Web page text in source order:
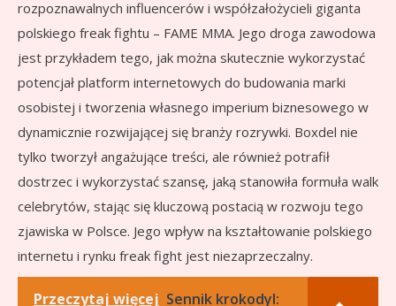
rozpoznawalnych influencerów i współzałożycieli giganta
polskiego freak fightu – FAME MMA. Jego droga zawodowa
jest przykładem tego, jak można skutecznie wykorzystać
potencjał platform internetowych do budowania marki
osobistej i tworzenia własnego imperium biznesowego w
dynamicznie rozwijającej się branży rozrywki. Boxdel nie
tylko tworzył angażujące treści, ale również potrafił
dostrzec i wykorzystać szansę, jaką stanowiła formuła walk
celebrytów, stając się kluczową postacią w rozwoju tego
zjawiska w Polsce. Jego wpływ na kształtowanie polskiego
internetu i rynku freak fight jest niezaprzeczalny.
Przeczytaj więcej Sennik krokodyl: